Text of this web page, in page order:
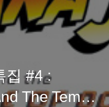
집 #4 :
The Temple